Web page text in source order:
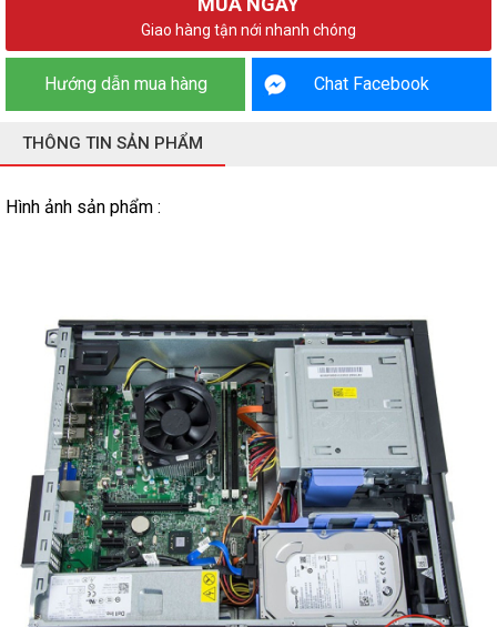
Giao hàng tận nới nhanh chóng
Hướng dẫn mua hàng Chat Facebook
THÔNG TIN SẢN PHẨM
Hình ảnh sản phẩm :